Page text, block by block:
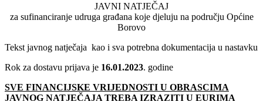
JAVNI NATJEČAJ
za sufinanciranje udruga građana koje djeluju na području Općine
Borovo
Tekst javnog natječaja kao i sva potrebna dokumentacija u nastavku
Rok za dostavu prijava je 16.01.2023. godine
SVE FINANCIJSKE VRIJEDNOSTI U OBRASCIMA
JAVNOG NATJEČAJA TREBA IZRAZITI U EURIMA